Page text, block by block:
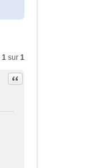
1 sur 1
Citation